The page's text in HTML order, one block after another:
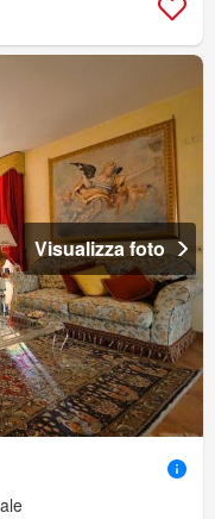
Visualizza foto